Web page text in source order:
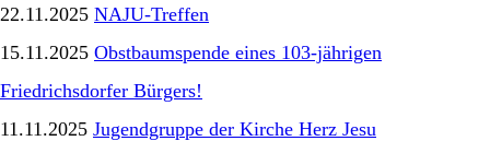
22.11.2025 NAJU-Treffen
15.11.2025 Obstbaumspende eines 103-jährigen
Friedrichsdorfer Bürgers!
11.11.2025 Jugendgruppe der Kirche Herz Jesu